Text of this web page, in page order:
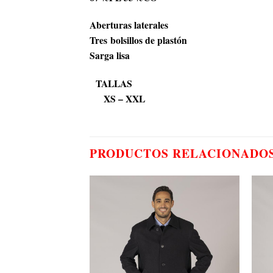
Aberturas laterales
Tres bolsillos de plastón
Sarga lisa
TALLAS
XS – XXL
PRODUCTOS